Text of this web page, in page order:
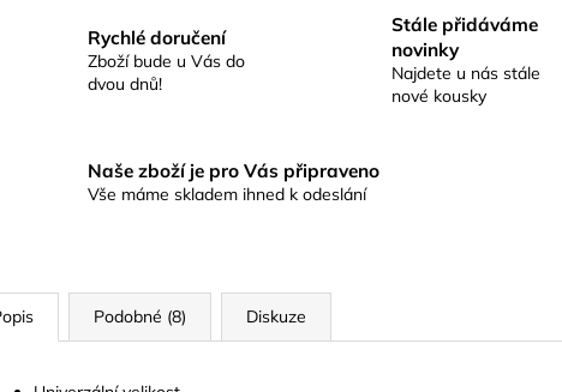
Rychlé doručení
Zboží bude u Vás do
dvou dnů!
Stále přidáváme
novinky
Najdete u nás stále
nové kousky
Naše zboží je pro Vás připraveno
Vše máme skladem ihned k odeslání
Podobné (8) Diskuze